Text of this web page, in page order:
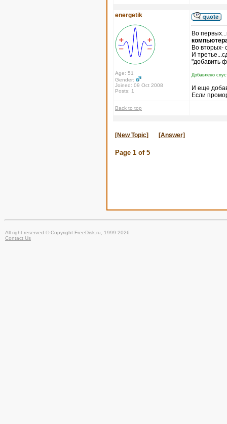
energetik
Age: 51
Gender:
Joined: 09 Oct 2008
Posts: 1
Во
Во вторых-
И
"добавить
Добавлено
И еще
Если
Back to top
[New Topic] [Answer]
Page 1 of 5
All right reserved © Copyright FreeDisk.ru, 1999-2026
Contact Us